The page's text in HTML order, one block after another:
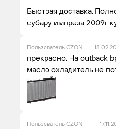
Быстрая доставка.
субару импреза 2009г
Пользователь OZON
прекрасно. На outback
масло охладитель не
Пользователь OZON